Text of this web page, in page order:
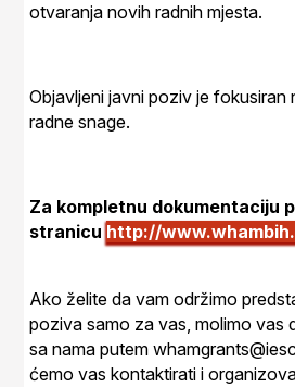
otvaranja novih radnih mjesta.
Objavljeni javni poziv je fokusiran
radne snage.
Za kompletnu dokumentaciju
stranicu http://
Ako želite da vam održimo
poziva samo za vas, molimo vas
sa nama putem
ćemo vas kontaktirati i